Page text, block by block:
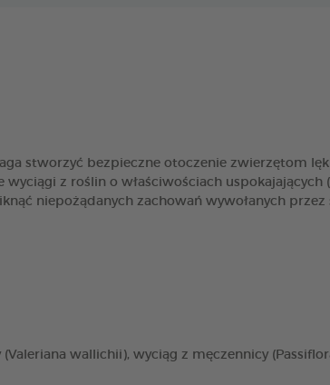
stworzyć bezpieczne otoczenie zwierzętom
z roślin o właściwościach uspokajających
niepożądanych zachowań wywołanych
wallichii), wyciąg z męczennicy